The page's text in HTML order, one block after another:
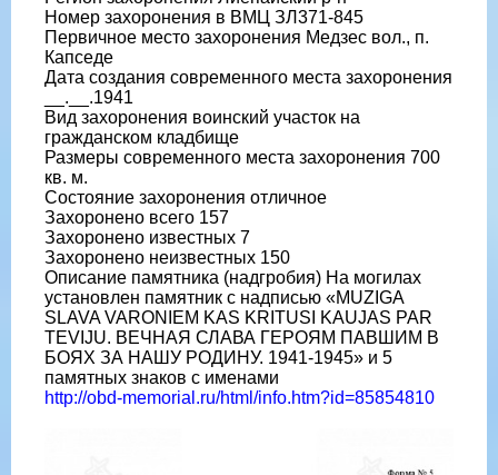
Номер захоронения в ВМЦ ЗЛ371-845
Первичное место захоронения Медзес вол., п.
Капседе
Дата создания современного места захоронения
__.__.1941
Вид захоронения воинский участок на
гражданском кладбище
Размеры современного места захоронения 700
кв. м.
Состояние захоронения отличное
Захоронено всего 157
Захоронено известных 7
Захоронено неизвестных 150
Описание памятника (надгробия) На могилах
установлен памятник с надписью «MUZIGA
SLAVA VARONIEM KAS KRITUSI KAUJAS PAR
TEVIJU. ВЕЧНАЯ СЛАВА ГЕРОЯМ ПАВШИМ В
БОЯХ ЗА НАШУ РОДИНУ. 1941-1945» и 5
памятных знаков с именами
http://obd-memorial.ru/html/info.htm?id=85854810